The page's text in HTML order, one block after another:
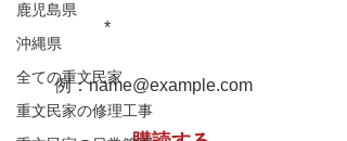
鹿児島県
沖縄県
全ての重文民家
重文民家の修理工事
松浦家住宅 秋田県
重文民家についての情報をお届け